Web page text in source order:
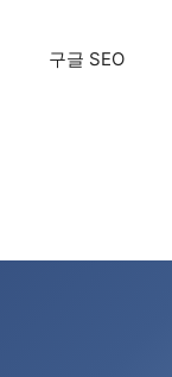
구글 SEO